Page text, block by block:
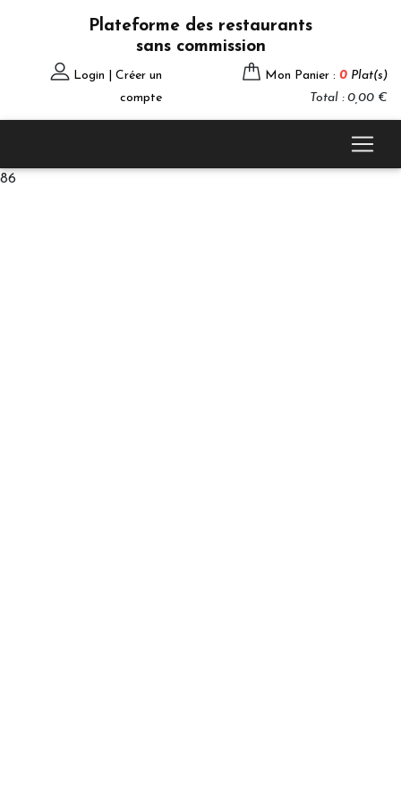
Plateforme des restaurants
sans commission
Login | Créer un
compte
Mon Panier : 0 Plat(s)
Total : 0,00 €
86